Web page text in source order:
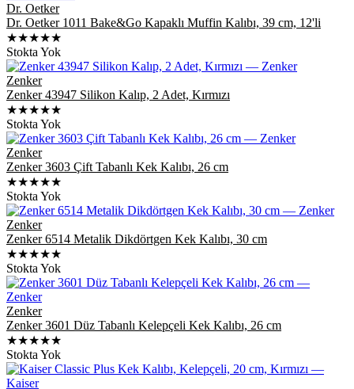
Dr. Oetker
Dr. Oetker 1011 Bake&Go Kapaklı Muffin Kalıbı, 39 cm, 12'li
★★★★★
Stokta Yok
Zenker
Zenker 43947 Silikon Kalıp, 2 Adet, Kırmızı
★★★★★
Stokta Yok
Zenker
Zenker 3603 Çift Tabanlı Kek Kalıbı, 26 cm
★★★★★
Stokta Yok
Zenker
Zenker 6514 Metalik Dikdörtgen Kek Kalıbı, 30 cm
★★★★★
Stokta Yok
Zenker
Zenker 3601 Düz Tabanlı Kelepçeli Kek Kalıbı, 26 cm
★★★★★
Stokta Yok